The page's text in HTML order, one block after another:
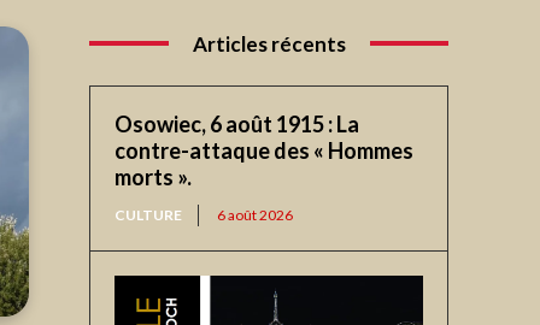
Articles récents
Osowiec, 6 août 1915 : La
contre-attaque des « Hommes
morts ».
CULTURE 6 août 2026